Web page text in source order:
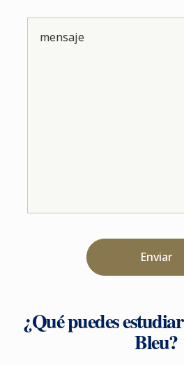
mensaje
Enviar
¿Qué puedes
Bleu?